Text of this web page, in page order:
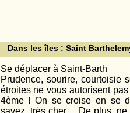
Dans les îles : Saint
Se déplacer à Saint-Barth
Prudence, sourire, courtoisie
étroites ne vous autorisent
4ème ! On se croise en se
savez, très cher… De plus, ne